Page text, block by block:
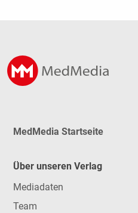
MedMedia Startseite
Über unseren Verlag
Mediadaten
Team